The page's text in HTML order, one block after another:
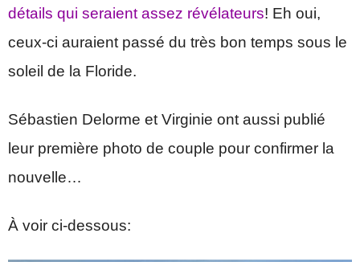
détails qui seraient assez révélateurs! Eh oui,
ceux-ci auraient passé du très bon temps sous le
soleil de la Floride.
Sébastien Delorme et Virginie ont aussi publié
leur première photo de couple pour confirmer la
nouvelle…
À voir ci-dessous: